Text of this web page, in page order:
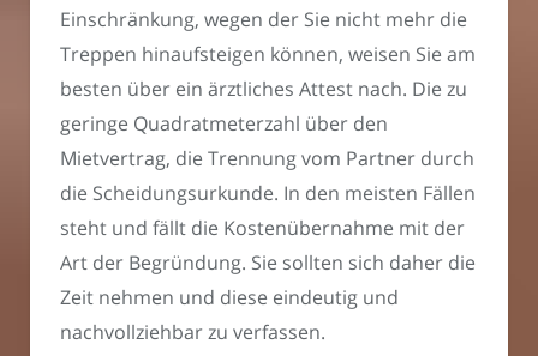
Einschränkung, wegen der Sie nicht mehr die
Treppen hinaufsteigen können, weisen Sie am
besten über ein ärztliches Attest nach. Die zu
geringe Quadratmeterzahl über den
Mietvertrag, die Trennung vom Partner durch
die Scheidungsurkunde. In den meisten Fällen
steht und fällt die Kostenübernahme mit der
Art der Begründung. Sie sollten sich daher die
Zeit nehmen und diese eindeutig und
nachvollziehbar zu verfassen.